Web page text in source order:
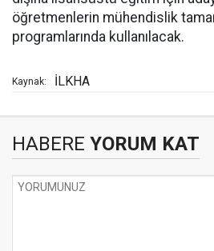
öğretmenlerin mühendislik
programlarında kullanılacak.
Kaynak: İLKHA
HABERE YORUM KAT